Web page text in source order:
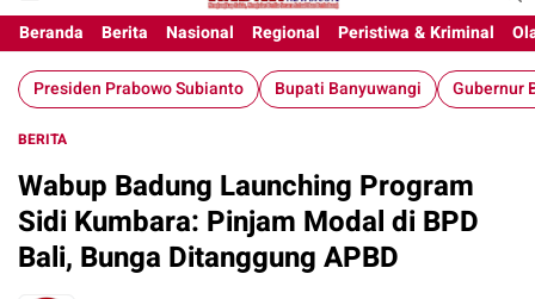
Beranda Berita Nasional Regional Peristiwa & Kriminal
Presiden Prabowo Subianto Bupati Banyuwangi Gubernur
BERITA
Wabup Badung Launching Program
Sidi Kumbara: Pinjam Modal di BPD
Bali, Bunga Ditanggung APBD